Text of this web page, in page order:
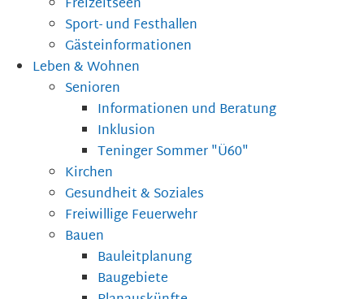
Sport- und Festhallen
Gästeinformationen
Leben & Wohnen
Senioren
Informationen und Beratung
Inklusion
Teninger Sommer "Ü60"
Kirchen
Gesundheit & Soziales
Freiwillige Feuerwehr
Bauen
Bauleitplanung
Baugebiete